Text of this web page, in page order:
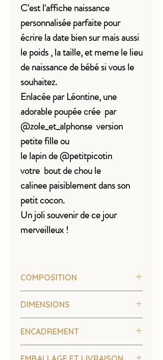
C'est l'affiche naissance
personnalisée parfaite pour
écrire la date bien sur mais aussi
le poids , la taille, et meme le lieu
de naissance de bébé si vous le
souhaitez.
Enlacée par Léontine, une
adorable poupée crée par
@zole_et_alphonse version
petite fille ou
le lapin de @petitpicotin
votre bout de chou le
calinee paisiblement dans son
petit cocon.
Un joli souvenir de ce jour
merveilleux !
COMPOSITION
g
Réhaussée à la main à l'aquarelle
DIMENSIONS
format A4 ( 21 x 29,7 cm )
ou 30 x 40 cm
ENCADREMENT